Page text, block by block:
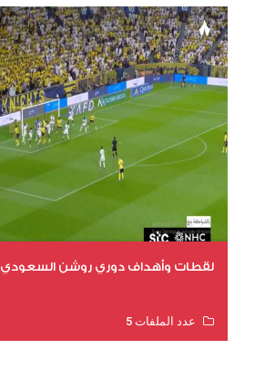
لقطات وأهداف دوري روشن السعودي
عدد الملفات 5